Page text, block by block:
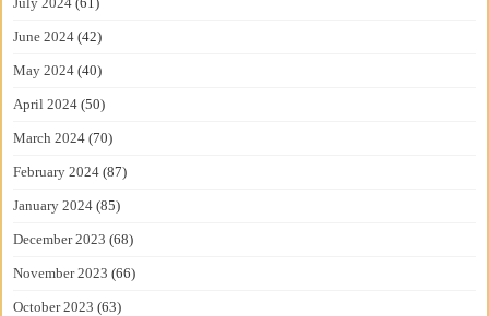
June 2024 (42)
May 2024 (40)
April 2024 (50)
March 2024 (70)
February 2024 (87)
January 2024 (85)
December 2023 (68)
November 2023 (66)
October 2023 (63)